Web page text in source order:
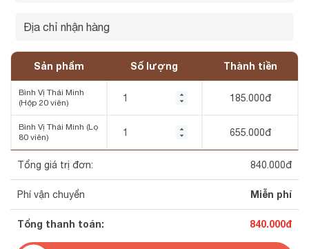
Sản phẩm
Bình Vị Thái Minh
(Hộp 20 viên)
Bình Vị Thái Minh (Lọ
80 viên)
Số lượng Thành tiền
185.000đ
655.000đ
Tổng giá trị đơn: 840.000đ
Phí vận chuyển Miễn phí
Tổng thanh toán: 840.000đ